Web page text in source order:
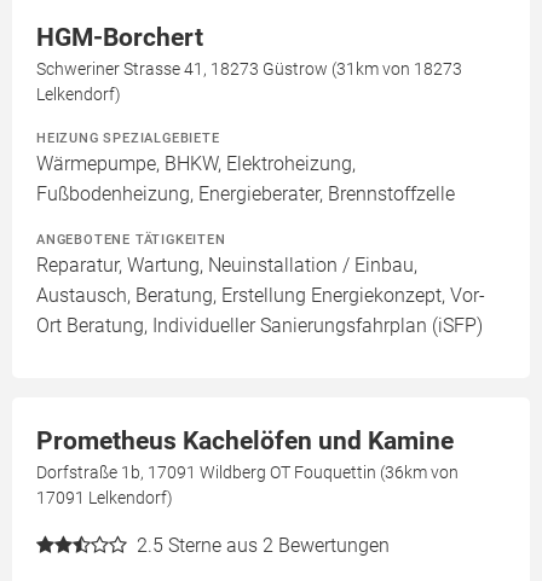
HGM-Borchert
Schweriner Strasse 41, 18273 Güstrow (31km von 18273
Lelkendorf)
HEIZUNG SPEZIALGEBIETE
Wärmepumpe, BHKW, Elektroheizung,
Fußbodenheizung, Energieberater, Brennstoffzelle
ANGEBOTENE TÄTIGKEITEN
Reparatur, Wartung, Neuinstallation / Einbau,
Austausch, Beratung, Erstellung Energiekonzept, Vor-
Ort Beratung, Individueller Sanierungsfahrplan (iSFP)
Prometheus Kachelöfen und Kamine
Dorfstraße 1b, 17091 Wildberg OT Fouquettin (36km von
17091 Lelkendorf)
2.5 Sterne aus 2 Bewertungen